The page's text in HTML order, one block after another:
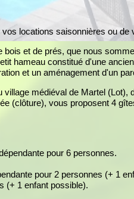
locations saisonnières ou
et de prés, que nous
hameau constitué d'une
et un aménagement d'un
médiéval de Martel (Lot),
(clôture), vous proposent 4
pour 6 personnes.
pour 2 personnes (+ 1
(+ 1 enfant possible).